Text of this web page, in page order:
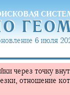
6 июля
через точку
отношение